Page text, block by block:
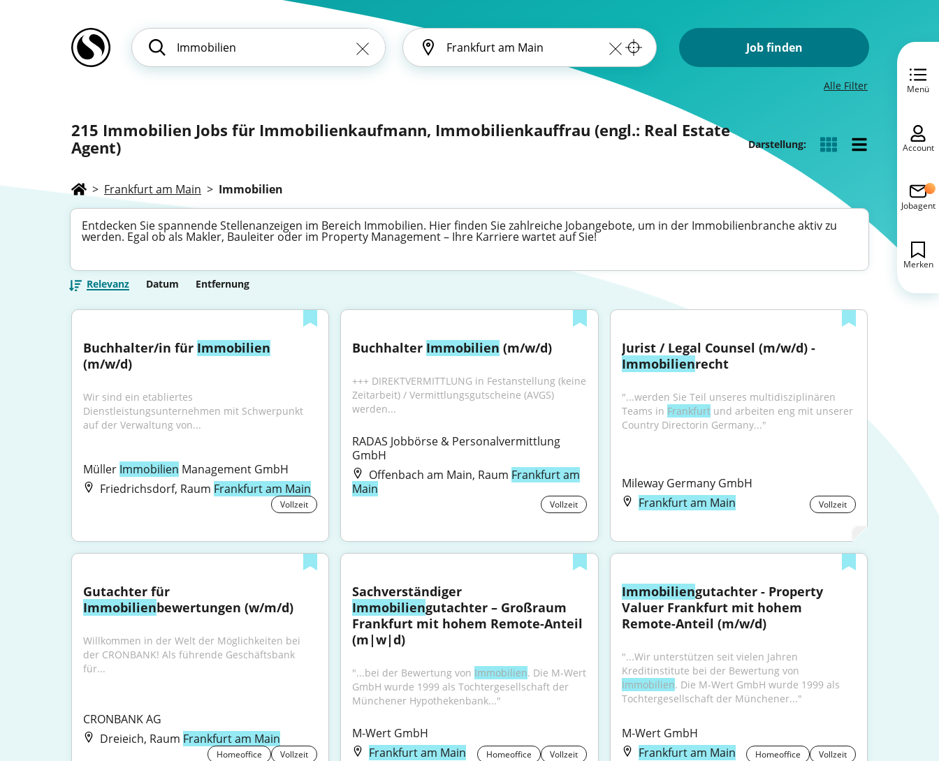
Job finden
Alle Filter
215 Immobilien Jobs für Immobilienkaufmann, Immobilienkauffrau (engl.: Real Estate
Agent)
Darstellung:
> Frankfurt am Main > Immobilien
Entdecken Sie spannende Stellenanzeigen im Bereich Immobilien. Hier finden Sie zahlreiche Jobangebote, um in der Immobilienbranche aktiv zu
werden. Egal ob als Makler, Bauleiter oder im Property Management – Ihre Karriere wartet auf Sie!
Relevanz Datum Entfernung
Buchhalter/in für Immobilien
(m/w/d)
Wir sind ein etabliertes
Dienstleistungsunternehmen mit Schwerpunkt
auf der Verwaltung von...
Müller Immobilien Management GmbH
Friedrichsdorf, Raum Frankfurt am Main
Vollzeit
Buchhalter Immobilien (m/w/d)
+++ DIREKTVERMITTLUNG in Festanstellung (keine
Zeitarbeit) / Vermittlungsgutscheine (AVGS)
werden...
RADAS Jobbörse & Personalvermittlung
GmbH
Offenbach am Main, Raum Frankfurt am
Main
Vollzeit
Jurist / Legal Counsel (m/w/d) -
Immobilienrecht
"...werden Sie Teil unseres multidisziplinären
Teams in Frankfurt und arbeiten eng mit unserer
Country Directorin Germany..."
Mileway Germany GmbH
Frankfurt am Main
Vollzeit
Immobilienbewertungen (w/m/d)
Willkommen in der Welt der Möglichkeiten bei
der CRONBANK! Als führende Geschäftsbank
für...
CRONBANK AG
Dreieich, Raum Frankfurt am Main
Homeoffice Vollzeit
Immobiliengutachter – Großraum
Frankfurt mit hohem Remote-Anteil
(m|w|d)
"...bei der Bewertung von Immobilien. Die M-Wert
GmbH wurde 1999 als Tochtergesellschaft der
Münchener Hypothekenbank..."
M-Wert GmbH
Frankfurt am Main
Homeoffice Vollzeit
Immobiliengutachter - Property
Valuer Frankfurt mit hohem
Remote-Anteil (m/w/d)
"...Wir unterstützen seit vielen Jahren
Immobilien. Die M-Wert GmbH wurde 1999 als
Tochtergesellschaft der Münchener..."
M-Wert GmbH
Frankfurt am Main
Homeoffice Vollzeit
Menü
Account
Jobagent
Merken